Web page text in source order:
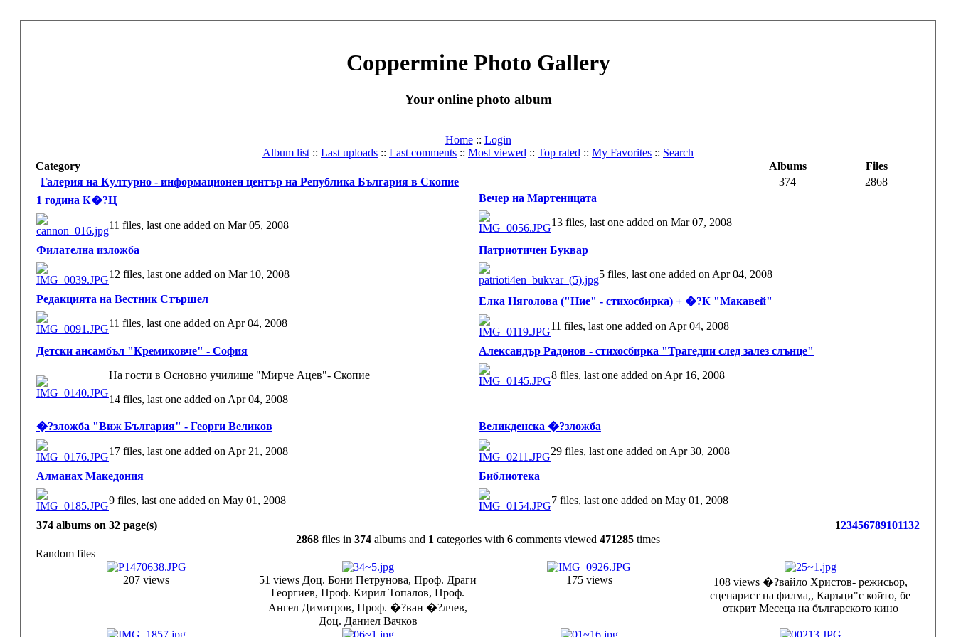
Coppermine Photo Gallery
Your online photo album
Home:: Login
Album list :: Last uploads :: Last comments :: Most viewed :: Top rated :: My Favorites :: Search
Category
Albums
Files
Галерия на Културно - информационен център на Република България в Скопие
374
2868
1 година К�?Ц
11 files, last one added on Mar 05, 2008
Вечер на Мартеницата
13 files, last one added on Mar 07, 2008
Филателна изложба
12 files, last one added on Mar 10, 2008
Патриотичен Буквар
5 files, last one added on Apr 04, 2008
Редакцията на Вестник Стършел
11 files, last one added on Apr 04, 2008
Елка Няголова ("Ние" - стихосбирка) + �?К "Макавей"
11 files, last one added on Apr 04, 2008
Детски ансамбъл "Кремиковче" - София
На гости в Основно училище "Мирче Ацев"- Скопие
14 files, last one added on Apr 04, 2008
Александър Радонов - стихосбирка "Трагедии след залез слънце"
8 files, last one added on Apr 16, 2008
�?зложба "Виж България" - Георги Великов
17 files, last one added on Apr 21, 2008
Великденска �?зложба
29 files, last one added on Apr 30, 2008
Алманах Македония
9 files, last one added on May 01, 2008
Библиотека
7 files, last one added on May 01, 2008
374 albums on 32 page(s) 123456789101132
2868 files in 374 albums and 1 categories with 6 comments viewed 471285 times
Random files
207 views 51 views Доц. Бони Петрунова, Проф. Драги
Георгиев, Проф. Кирил Топалов, Проф.
Ангел Димитров, Проф. �?ван �?лчев,
Доц. Даниел Вачков
175 views 108 views�?вайло Христов- режисьор,
сценарист на филма,, Каръци"с който, бе
открит Месеца на българското кино